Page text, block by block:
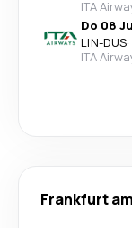
ITA
Do 08
LIN-DUS·
ITA
Frankfurt